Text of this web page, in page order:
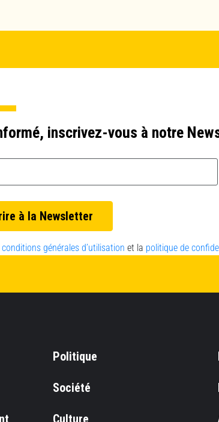
inscrivez-vous à notre
conditions générales d’utilisation et la politique de
Politique
Société
Culture